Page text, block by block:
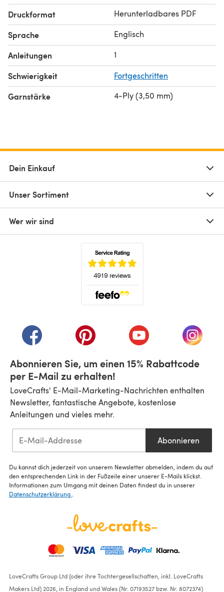
Druckformat Herunterladbares PDF
Sprache Englisch
Anleitungen 1
Schwierigkeit Fortgeschritten
Garnstärke 4-Ply (3,50 mm)
Dein Einkauf
Unser Sortiment
Wer wir sind
(öffnet sich in einem neuen Tab)
(öffnet sich in einem neuen Tab)
(öffnet sich in einem
(öffnet
Abonnieren Sie, um einen 15% Rabattcode
per E-Mail zu erhalten!
LoveCrafts' E-Mail-Marketing-Nachrichten enthalten
Newsletter, fantastische Angebote, kostenlose
Anleitungen und vieles mehr.
Abonnieren
Du kannst dich jederzeit von unserem Newsletter abmelden, indem du auf
den entsprechenden Link in der Fußzeile einer unserer E-Mails klickst.
Informationen zum Umgang mit deinen Daten findest du in unserer
Datenschutzerklärung
LoveCrafts Group Ltd (oder ihre Tochtergesellschaften, inkl. LoveCrafts
Makers Ltd) 2026, in England und Wales (Nr. 07193527 bzw. Nr. 8072374)